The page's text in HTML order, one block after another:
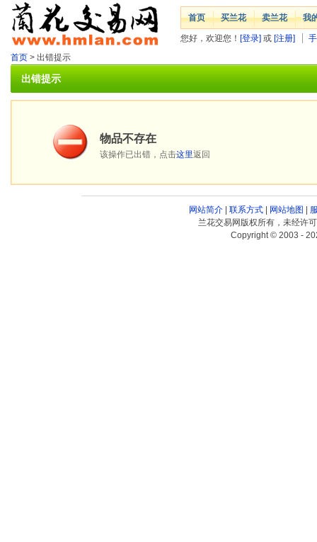
首页 买兰花 卖兰花 我
您好，欢迎您！ [登录] 或 [注册]
首页 > 出错提示
出错提示
物品不存在
该操作已出错，点击这里返回
网站简介| 联系方式| 网站地图
兰花交易网版权所有，未经许
Copyright © 2003 -